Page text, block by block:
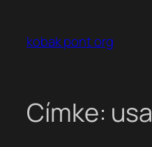
tartalomhoz
kobak pont org
Címke: usa